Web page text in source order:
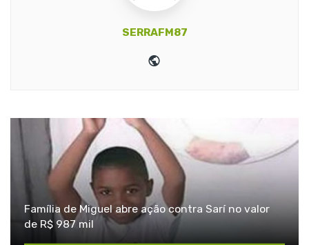
SERRAFM87
Família de Miguel abre ação contra Sarí no valor
de R$ 987 mil